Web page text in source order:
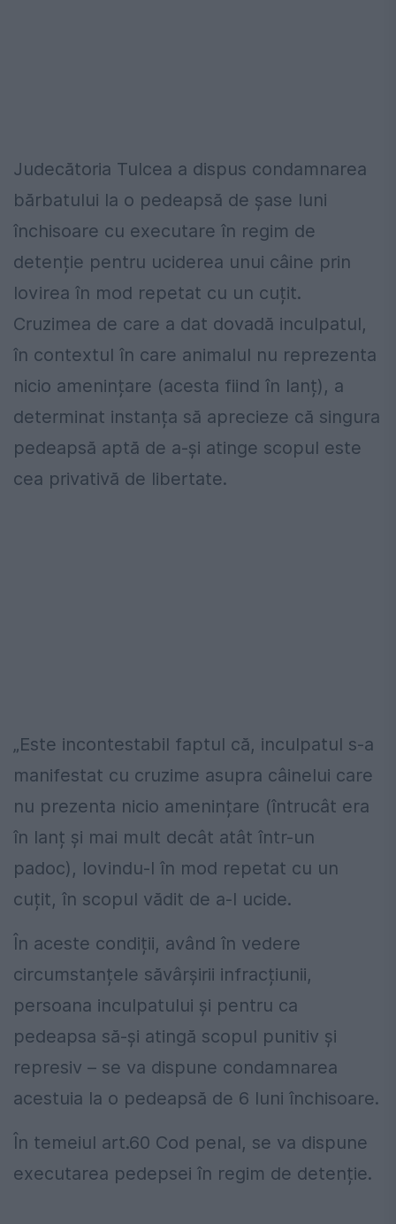
Judecătoria Tulcea a dispus condamnarea
bărbatului la o pedeapsă de șase luni
închisoare cu executare în regim de
detenție pentru uciderea unui câine prin
lovirea în mod repetat cu un cuțit.
Cruzimea de care a dat dovadă inculpatul,
în contextul în care animalul nu reprezenta
nicio amenințare (acesta fiind în lanț), a
determinat instanța să aprecieze că singura
pedeapsă aptă de a-și atinge scopul este
cea privativă de libertate.
„Este incontestabil faptul că, inculpatul s-a
manifestat cu cruzime asupra câinelui care
nu prezenta nicio amenințare (întrucât era
în lanț și mai mult decât atât într-un
padoc), lovindu-l în mod repetat cu un
cuțit, în scopul vădit de a-l ucide.
În aceste condiții, având în vedere
circumstanțele săvârșirii infracțiunii,
persoana inculpatului și pentru ca
pedeapsa să-și atingă scopul punitiv și
represiv – se va dispune condamnarea
acestuia la o pedeapsă de 6 luni închisoare.
În temeiul art.60 Cod penal, se va dispune
executarea pedepsei în regim de detenție.